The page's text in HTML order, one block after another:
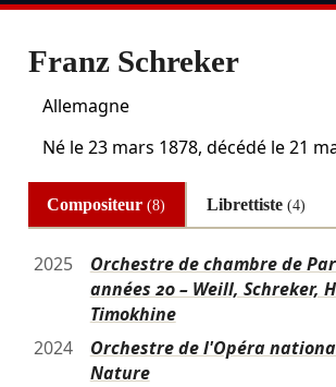
Franz Schreker
Allemagne
Né le23 mars 1878, décédé le21
Compositeur(8) Librettiste (4)
2025
Orchestre de chambre de
années 20 – Weill, Schreker,
Timokhine
2024
Orchestre de l'Opéra
Nature